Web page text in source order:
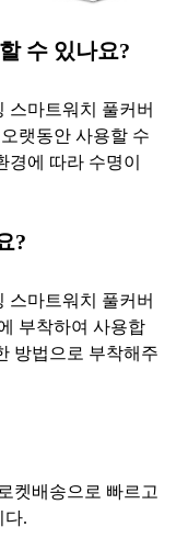
수 있나요?
스마트워치 풀커버
랫동안 사용할 수
에 따라 수명이
?
스마트워치 풀커버
부착하여 사용합
방법으로 부착해주
켓배송으로 빠르고
다.